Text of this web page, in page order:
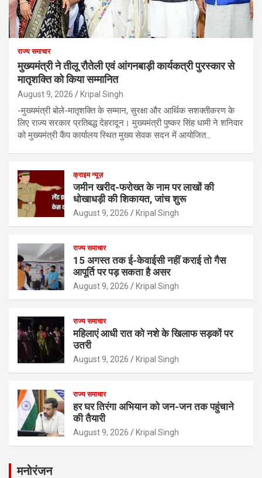
राज्य समाचार
मुख्यमंत्री ने तीलू रौतेली एवं आंगनबाड़ी कार्यकत्री पुरस्कार से
मातृशक्ति को किया सम्मानित
August 9, 2026 Kripal Singh
-मुख्यमंत्री बोले-मातृशक्ति के सम्मान, सुरक्षा और आर्थिक सशक्तीकरण के
लिए राज्य सरकार प्रतिबद्ध देहरादून। मुख्यमंत्री पुष्कर सिंह धामी ने शनिवार
को मुख्यमंत्री कैंप कार्यालय स्थित मुख्य सेवक सदन में आयोजित…
क्राइम न्यूज़
जमीन खरीद-फरोख्त के नाम पर लाखों की
धोखाधड़ी की शिकायत, जांच शुरू
August 9, 2026 Kripal Singh
राज्य समाचार
15 अगस्त तक ई-केवाईसी नहीं कराई तो गैस
आपूर्ति पर पड़ सकता है असर
August 9, 2026 Kripal Singh
राज्य समाचार
महिलाएं आधी रात को नशे के खिलाफ सड़कों पर
उतरी
August 9, 2026 Kripal Singh
राज्य समाचार
हर घर तिरंगा अभियान को जन-जन तक पहुंचाने
की तैयारी
August 9, 2026 Kripal Singh
मनोरंजन